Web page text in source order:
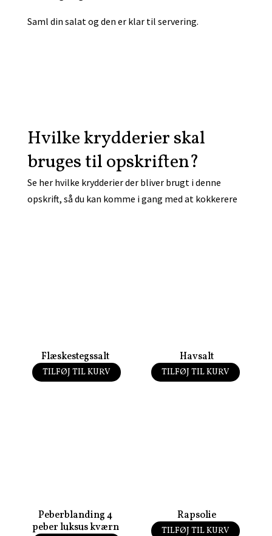
Saml din salat og den er klar til servering.
Hvilke krydderier skal
bruges til opskriften?
Se her hvilke krydderier der bliver brugt i denne
opskrift, så du kan komme i gang med at kokkerere
Flæskestegssalt
50,00kr.
TILFØJ TIL KURV
Havsalt
40,00kr.
TILFØJ TIL KURV
Peberblanding 4
peber luksus kværn
Rapsolie
55,00kr.
TILFØJ TIL KURV